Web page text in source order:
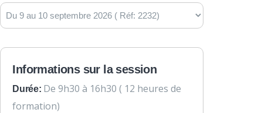
Informations sur la session
Durée: De 9h30 à 16h30 ( 12 heures de
formation)